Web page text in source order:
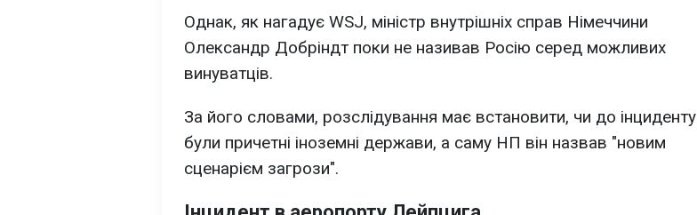
Однак, як нагадує WSJ, міністр внутрішніх справ Німеччини
Олександр Добріндт поки не називав Росію серед можливих
винуватців.
За його словами, розслідування має встановити, чи до інциденту
були причетні іноземні держави, а саму НП він назвав "новим
сценарієм загрози".